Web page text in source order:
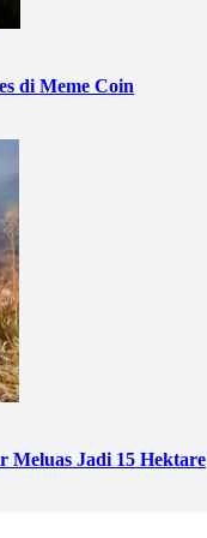
di Meme Coin
Meluas Jadi 15 Hektare